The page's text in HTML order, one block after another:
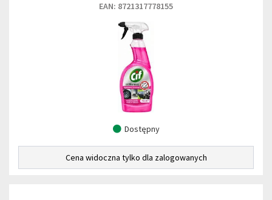
EAN: 8721317778155
Dostępny
Cena widoczna tylko dla zalogowanych